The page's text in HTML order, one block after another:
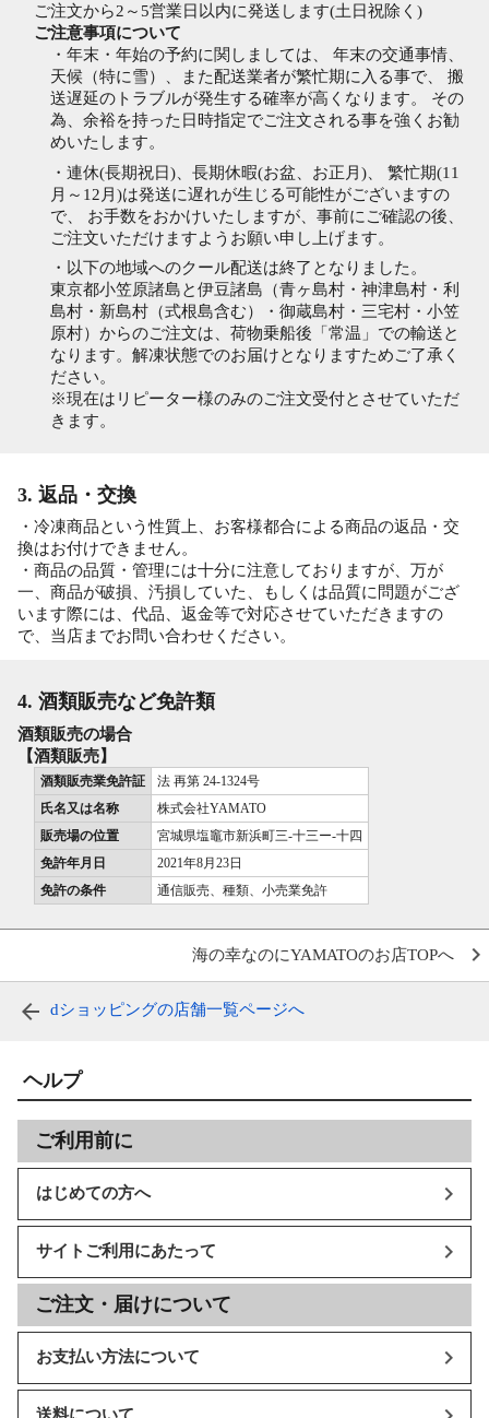
ご注文から2～5営業日以内に発送します(土日祝除く)
ご注意事項について
・年末・年始の予約に関しましては、 年末の交通事情、
天候（特に雪）、また配送業者が繁忙期に入る事で、 搬
送遅延のトラブルが発生する確率が高くなります。 その
為、余裕を持った日時指定でご注文される事を強くお勧
めいたします。
・連休(長期祝日)、長期休暇(お盆、お正月)、 繁忙期(11
月～12月)は発送に遅れが生じる可能性がございますの
で、 お手数をおかけいたしますが、事前にご確認の後、
ご注文いただけますようお願い申し上げます。
・以下の地域へのクール配送は終了となりました。
東京都小笠原諸島と伊豆諸島（青ヶ島村・神津島村・利
島村・新島村（式根島含む）・御蔵島村・三宅村・小笠
原村）からのご注文は、荷物乗船後「常温」での輸送と
なります。解凍状態でのお届けとなりますためご了承く
ださい。
※現在はリピーター様のみのご注文受付とさせていただ
きます。
3. 返品・交換
・冷凍商品という性質上、お客様都合による商品の返品・交
換はお付けできません。
・商品の品質・管理には十分に注意しておりますが、万が
一、商品が破損、汚損していた、もしくは品質に問題がござ
います際には、代品、返金等で対応させていただきますの
で、当店までお問い合わせください。
4. 酒類販売など免許類
酒類販売の場合
【酒類販売】
酒類販売業免許証
法 再第 24-1324号
氏名又は名称
株式会社YAMATO
販売場の位置
宮城県塩竈市新浜町三-十三ー-十四
免許年月日
2021年8月23日
免許の条件
通信販売、種類、小売業免許
海の幸なのにYAMATOのお店TOPへ
dショッピングの店舗一覧ページへ
ヘルプ
ご利用前に
はじめての方へ
サイトご利用にあたって
ご注文・届けについて
お支払い方法について